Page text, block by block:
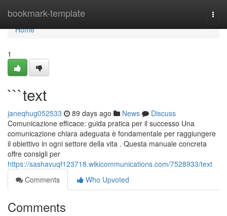
bookmark-template
Home
Home
1
```text
janeqhug052533 89 days ago News
Discuss
Comunicazione efficace: guida pratica per il successo Una
comunicazione chiara adeguata è fondamentale per raggiungere
il obiettivo in ogni settore della vita . Questa manuale concreta
offre consigli per
https://sashavuqf123718.wikicommunications.com/7528933/text
Comments
Who Upvoted
Comments